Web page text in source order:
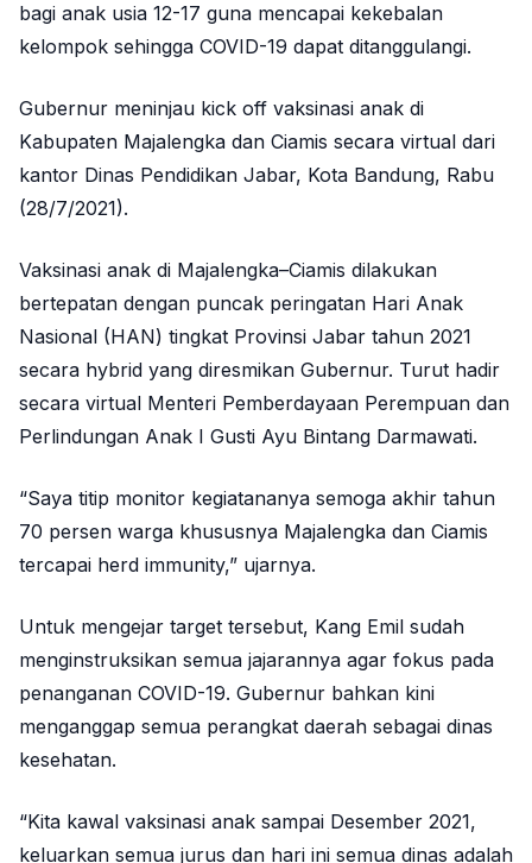
bagi anak usia 12-17 guna mencapai kekebalan
kelompok sehingga COVID-19 dapat ditanggulangi.
Gubernur meninjau kick off vaksinasi anak di
Kabupaten Majalengka dan Ciamis secara virtual dari
kantor Dinas Pendidikan Jabar, Kota Bandung, Rabu
(28/7/2021).
Vaksinasi anak di Majalengka–Ciamis dilakukan
bertepatan dengan puncak peringatan Hari Anak
Nasional (HAN) tingkat Provinsi Jabar tahun 2021
secara hybrid yang diresmikan Gubernur. Turut hadir
secara virtual Menteri Pemberdayaan Perempuan dan
Perlindungan Anak I Gusti Ayu Bintang Darmawati.
“Saya titip monitor kegiatananya semoga akhir tahun
70 persen warga khususnya Majalengka dan Ciamis
tercapai herd immunity,” ujarnya.
Untuk mengejar target tersebut, Kang Emil sudah
menginstruksikan semua jajarannya agar fokus pada
penanganan COVID-19. Gubernur bahkan kini
menganggap semua perangkat daerah sebagai dinas
kesehatan.
“Kita kawal vaksinasi anak sampai Desember 2021,
keluarkan semua jurus dan hari ini semua dinas adalah